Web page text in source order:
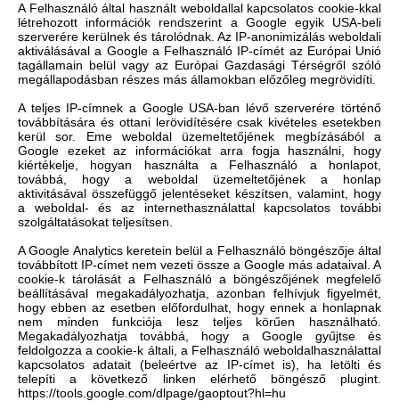
A Felhasználó által használt weboldallal kapcsolatos cookie-kkal
létrehozott információk rendszerint a Google egyik USA-beli
szerverére kerülnek és tárolódnak. Az IP-anonimizálás weboldali
aktiválásával a Google a Felhasználó IP-címét az Európai Unió
tagállamain belül vagy az Európai Gazdasági Térségről szóló
megállapodásban részes más államokban előzőleg megrövidíti.
A teljes IP-címnek a Google USA-ban lévő szerverére történő
továbbítására és ottani lerövidítésére csak kivételes esetekben
kerül sor. Eme weboldal üzemeltetőjének megbízásából a
Google ezeket az információkat arra fogja használni, hogy
kiértékelje, hogyan használta a Felhasználó a honlapot,
továbbá, hogy a weboldal üzemeltetőjének a honlap
aktivitásával összefüggő jelentéseket készítsen, valamint, hogy
a weboldal- és az internethasználattal kapcsolatos további
szolgáltatásokat teljesítsen.
A Google Analytics keretein belül a Felhasználó böngészője által
továbbított IP-címet nem vezeti össze a Google más adataival. A
cookie-k tárolását a Felhasználó a böngészőjének megfelelő
beállításával megakadályozhatja, azonban felhívjuk figyelmét,
hogy ebben az esetben előfordulhat, hogy ennek a honlapnak
nem minden funkciója lesz teljes körűen használható.
Megakadályozhatja továbbá, hogy a Google gyűjtse és
feldolgozza a cookie-k általi, a Felhasználó weboldalhasználattal
kapcsolatos adatait (beleértve az IP-címet is), ha letölti és
telepíti a következő linken elérhető böngésző plugint.
https://tools.google.com/dlpage/gaoptout?hl=hu